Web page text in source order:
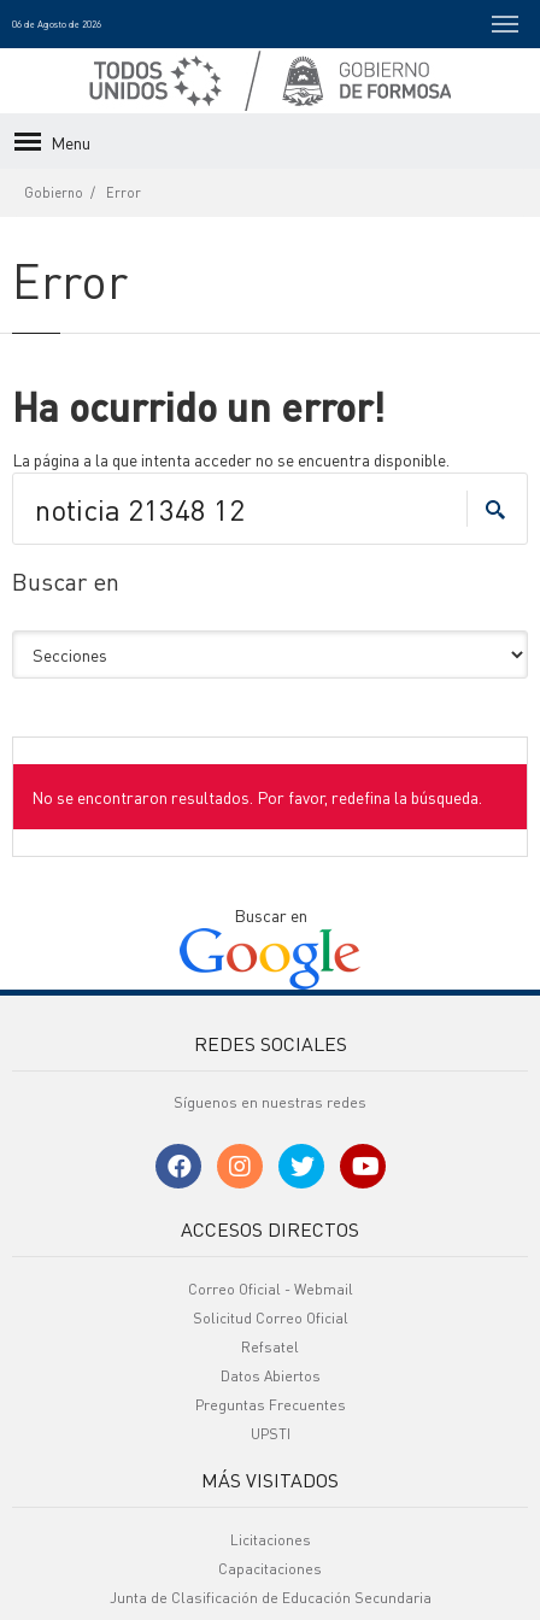
06 de Agosto de 2026
Menu
Gobierno Error
Error
Ha ocurrido un error!
La página a la que intenta acceder no se encuentra disponible.
Buscar en
No se encontraron resultados. Por favor, redefina la búsqueda.
Buscar en
REDES SOCIALES
Síguenos en nuestras redes
ACCESOS DIRECTOS
Correo Oficial - Webmail
Solicitud Correo Oficial
Refsatel
Datos Abiertos
Preguntas Frecuentes
UPSTI
MÁS VISITADOS
Licitaciones
Capacitaciones
Junta de Clasificación de Educación Secundaria